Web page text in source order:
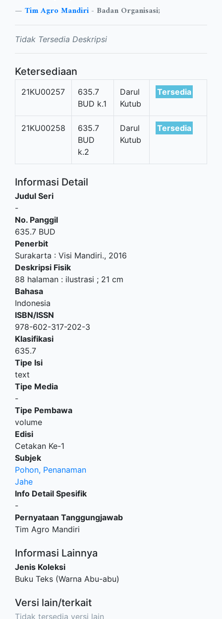
Tim Agro Mandiri- Badan Organisasi;
Tidak Tersedia Deskripsi
Ketersediaan
21KU00257
635.7
BUD k.1
Darul
Kutub
Tersedia
21KU00258
635.7
BUD
k.2
Darul
Kutub
Tersedia
Informasi Detail
Judul Seri
-
No. Panggil
635.7 BUD
Penerbit
Surakarta : Visi Mandiri., 2016
Deskripsi Fisik
88 halaman : ilustrasi ; 21 cm
Bahasa
Indonesia
ISBN/ISSN
978-602-317-202-3
Klasifikasi
635.7
Tipe Isi
text
Tipe Media
-
Tipe Pembawa
volume
Edisi
Cetakan Ke-1
Subjek
Pohon, Penanaman
Jahe
Info Detail Spesifik
-
Pernyataan Tanggungjawab
Tim Agro Mandiri
Informasi Lainnya
Jenis Koleksi
Buku Teks (Warna Abu-abu)
Versi lain/terkait
Tidak tersedia versi lain